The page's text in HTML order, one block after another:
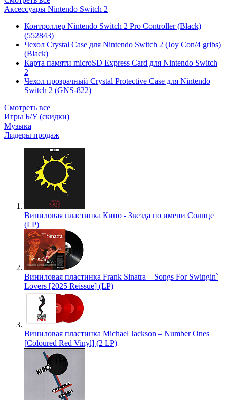
Аксессуары Nintendo Switch 2
Контроллер Nintendo Switch 2 Pro Controller (Black)
(552843)
Чехол Сrystal Сase для Nintendo Switch 2 (Joy Con/4 gribs)
(Black)
Карта памяти microSD Express Card для Nintendo Switch
2
Чехол прозрачный Crystal Protective Case для Nintendo
Switch 2 (GNS-822)
Смотреть все
Игры Б/У (скидки)
Музыка
Лидеры продаж
Виниловая пластинка Кино - Звезда по имени Солнце
(LP)
Виниловая пластинка Frank Sinatra – Songs For Swingin`
Lovers [2025 Reissue] (LP)
Виниловая пластинка Michael Jackson – Number Ones
[Coloured Red Vinyl] (2 LP)